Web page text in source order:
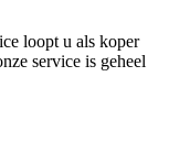
loopt u als koper
service is geheel